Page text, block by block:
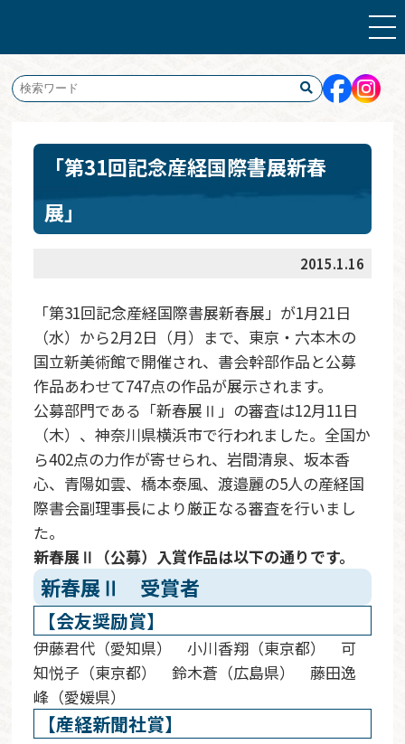
「第31回記念産経国際書展新春
展」
2015.1.16
「第31回記念産経国際書展新春展」が1月21日
（水）から2月2日（月）まで、東京・六本木の
国立新美術館で開催され、書会幹部作品と公募
作品あわせて747点の作品が展示されます。
公募部門である「新春展Ⅱ」の審査は12月11日
（木）、神奈川県横浜市で行われました。全国か
ら402点の力作が寄せられ、岩間清泉、坂本香
心、青陽如雲、橋本泰風、渡邉麗の5人の産経国
際書会副理事長により厳正なる審査を行いまし
た。
新春展Ⅱ（公募）入賞作品は以下の通りです。
新春展Ⅱ 受賞者
【会友奨励賞】
伊藤君代（愛知県） 小川香翔（東京都） 可
知悦子（東京都） 鈴木蒼（広島県） 藤田逸
峰（愛媛県）
【産経新聞社賞】